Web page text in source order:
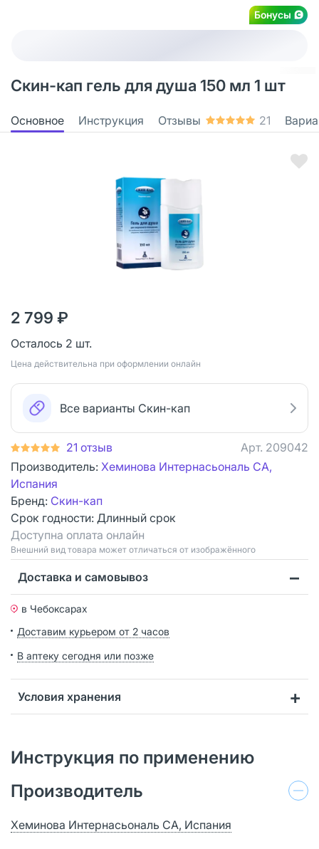
Бонусы
Скин-кап гель для душа 150 мл 1 шт
Основное Инструкция Отзывы 21
2 799 ₽
Осталось 2 шт.
Цена действительна при оформлении онлайн
Все варианты Скин-кап
21 отзыв Арт. 209042
Производитель: Хеминова Интернасьональ СА,
Испания
Бренд: Скин-кап
Срок годности: Длинный срок
Доступна оплата онлайн
Bнешний вид товара может отличаться от изображённого
Доставка и самовывоз
в Чебоксарах
Доставим курьером от 2 часов
В аптеку сегодня или позже
Условия хранения
Инструкция по применению
Производитель
Хеминова Интернасьональ СА, Испания